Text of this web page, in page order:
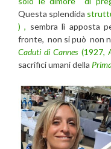
Questa splendida
) , sembra lì apposta
fronte, non si può non
Caduti di Cannes(1927,
sacrifici umani della